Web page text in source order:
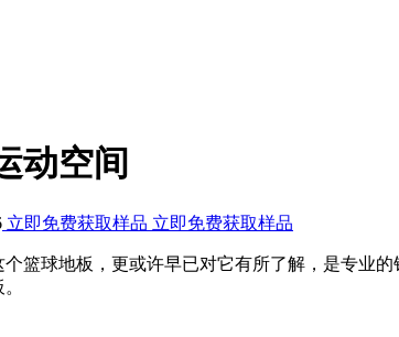
动空间
立即免费获取样品 立即免费获取样品
球地板，更或许早已对它有所了解，是专业